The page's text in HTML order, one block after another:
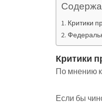
Критики
Критики
По мнению
Если бы